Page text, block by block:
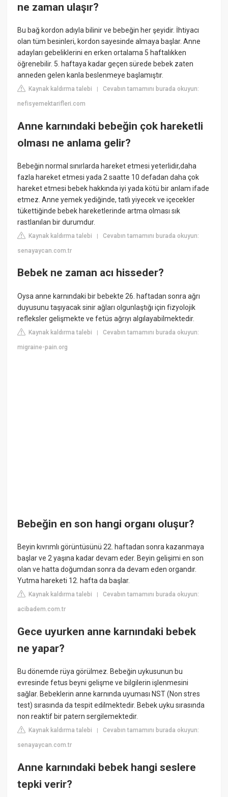
ne zaman ulaşır?
Bu bağ kordon adıyla bilinir ve bebeğin her şeyidir. İhtiyacı
olan tüm besinleri, kordon sayesinde almaya başlar. Anne
adayları gebeliklerini en erken ortalama 5 haftalıkken
öğrenebilir. 5. haftaya kadar geçen sürede bebek zaten
anneden gelen kanla beslenmeye başlamıştır.
Kaynak kaldırma talebi |Cevabın tamamını burada okuyun:
nefisyemektarifleri.com
Anne karnındaki bebeğin çok hareketli
olması ne anlama gelir?
Bebeğin normal sınırlarda hareket etmesi yeterlidir,daha
fazla hareket etmesi yada 2 saatte 10 defadan daha çok
hareket etmesi bebek hakkında iyi yada kötü bir anlam ifade
etmez. Anne yemek yediğinde, tatlı yiyecek ve içecekler
tükettiğinde bebek hareketlerinde artma olması sık
rastlanılan bir durumdur.
Kaynak kaldırma talebi |Cevabın tamamını burada okuyun:
senayaycan.com.tr
Bebek ne zaman acı hisseder?
Oysa anne karnındaki bir bebekte 26. haftadan sonra ağrı
duyusunu taşıyacak sinir ağları olgunlaştığı için fizyolojik
refleksler gelişmekte ve fetüs ağrıyı algılayabilmektedir.
Kaynak kaldırma talebi |Cevabın tamamını burada okuyun:
migraine-pain.org
Bebeğin en son hangi organı oluşur?
Beyin kıvrımlı görüntüsünü 22. haftadan sonra kazanmaya
başlar ve 2 yaşına kadar devam eder. Beyin gelişimi en son
olan ve hatta doğumdan sonra da devam eden organdır.
Yutma hareketi 12. hafta da başlar.
Kaynak kaldırma talebi |Cevabın tamamını burada okuyun:
acibadem.com.tr
Gece uyurken anne karnındaki bebek
ne yapar?
Bu dönemde rüya görülmez. Bebeğin uykusunun bu
evresinde fetus beyni gelişme ve bilgilerin işlenmesini
sağlar. Bebeklerin anne karnında uyuması NST (Non stres
test) sırasında da tespit edilmektedir. Bebek uyku sırasında
non reaktif bir patern sergilemektedir.
Kaynak kaldırma talebi |Cevabın tamamını burada okuyun:
senayaycan.com.tr
Anne karnındaki bebek hangi seslere
tepki verir?